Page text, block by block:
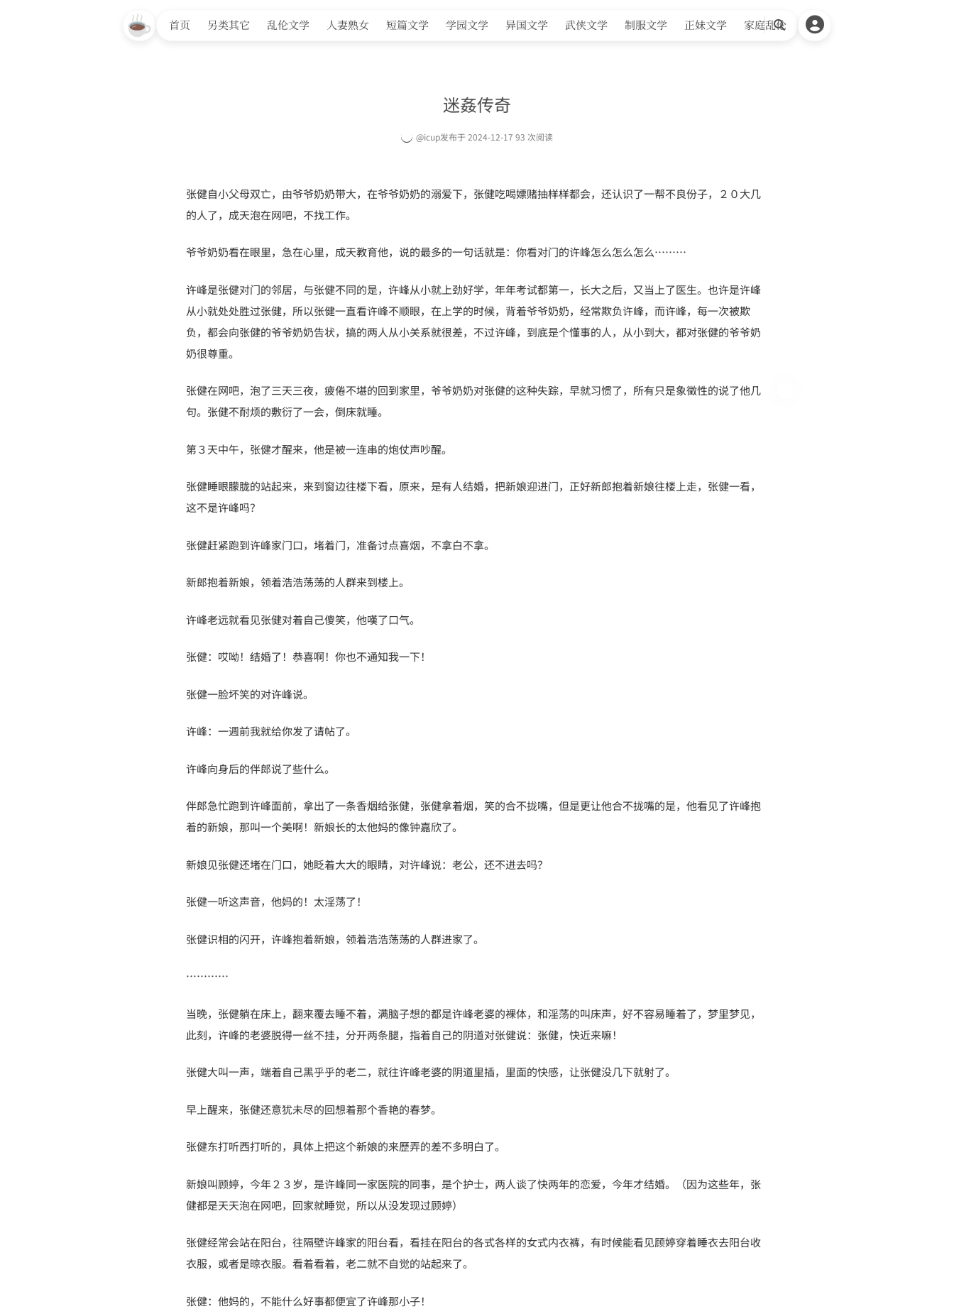
首页 另类其它 乱伦文学 人妻熟女 短篇文学 学园文学 异国文学 武侠文学 制服文学 正妹文学 家庭乱伦
搜
迷姦传奇
@icup发布于 2024-12-17 93 次阅读
张健自小父母双亡，由爷爷奶奶带大，在爷爷奶奶的溺爱下，张健吃喝嫖赌抽样样都会，还认识了一帮不良份子，２０大几
的人了，成天泡在网吧，不找工作。
爷爷奶奶看在眼里，急在心里，成天教育他，说的最多的一句话就是：你看对门的许峰怎么怎么怎么………
许峰是张健对门的邻居，与张健不同的是，许峰从小就上劲好学，年年考试都第一，长大之后，又当上了医生。也许是许峰
从小就处处胜过张健，所以张健一直看许峰不顺眼，在上学的时候，背着爷爷奶奶，经常欺负许峰，而许峰，每一次被欺
负，都会向张健的爷爷奶奶告状，搞的两人从小关系就很差，不过许峰，到底是个懂事的人，从小到大，都对张健的爷爷奶
奶很尊重。
张健在网吧，泡了三天三夜，疲倦不堪的回到家里，爷爷奶奶对张健的这种失踪，早就习惯了，所有只是象徵性的说了他几
句。张健不耐烦的敷衍了一会，倒床就睡。
第３天中午，张健才醒来，他是被一连串的炮仗声吵醒。
张健睡眼朦胧的站起来，来到窗边往楼下看，原来，是有人结婚，把新娘迎进门，正好新郎抱着新娘往楼上走，张健一看，
这不是许峰吗？
张健赶紧跑到许峰家门口，堵着门，准备讨点喜烟，不拿白不拿。
新郎抱着新娘，领着浩浩荡荡的人群来到楼上。
许峰老远就看见张健对着自己傻笑，他嘆了口气。
张健：哎呦！结婚了！恭喜啊！你也不通知我一下！
张健一脸坏笑的对许峰说。
许峰：一週前我就给你发了请帖了。
许峰向身后的伴郎说了些什么。
伴郎急忙跑到许峰面前，拿出了一条香烟给张健，张健拿着烟，笑的合不拢嘴，但是更让他合不拢嘴的是，他看见了许峰抱
着的新娘，那叫一个美啊！新娘长的太他妈的像钟嘉欣了。
新娘见张健还堵在门口，她眨着大大的眼睛，对许峰说：老公，还不进去吗？
张健一听这声音，他妈的！太淫荡了！
张健识相的闪开，许峰抱着新娘，领着浩浩荡荡的人群进家了。
…………
当晚，张健躺在床上，翻来覆去睡不着，满脑子想的都是许峰老婆的裸体，和淫荡的叫床声，好不容易睡着了，梦里梦见，
此刻，许峰的老婆脱得一丝不挂，分开两条腿，指着自己的阴道对张健说：张健，快近来嘛！
张健大叫一声，端着自己黑乎乎的老二，就往许峰老婆的阴道里插，里面的快感，让张健没几下就射了。
早上醒来，张健还意犹未尽的回想着那个香艳的春梦。
张健东打听西打听的，具体上把这个新娘的来歷弄的差不多明白了。
新娘叫顾婷，今年２３岁，是许峰同一家医院的同事，是个护士，两人谈了快两年的恋爱，今年才结婚。（因为这些年，张
健都是天天泡在网吧，回家就睡觉，所以从没发现过顾婷）
张健经常会站在阳台，往隔壁许峰家的阳台看，看挂在阳台的各式各样的女式内衣裤，有时候能看见顾婷穿着睡衣去阳台收
衣服，或者是晾衣服。看着看着，老二就不自觉的站起来了。
张健：他妈的，不能什么好事都便宜了许峰那小子！